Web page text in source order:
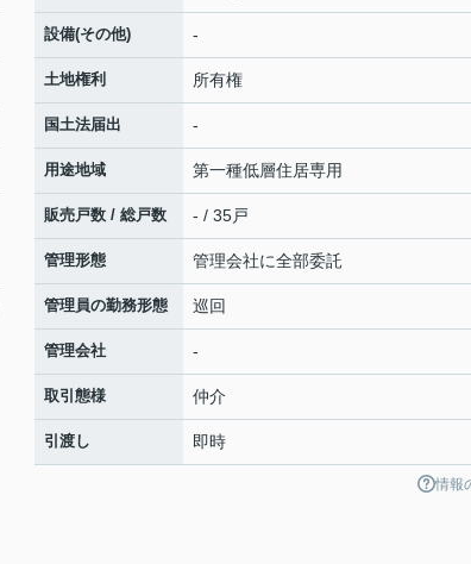
設備(その他) -
土地権利 所有権
国土法届出 -
用途地域 第一種低層住居専用
販売戸数 / 総戸数 - / 35戸
管理形態 管理会社に全部委託
管理員の勤務形態 巡回
管理会社 -
取引態様 仲介
引渡し 即時
情報